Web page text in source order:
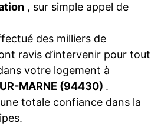
, sur simple appel de
des milliers de
ravis d’intervenir pour tout
votre logement à
MARNE (94430) .
totale confiance dans la